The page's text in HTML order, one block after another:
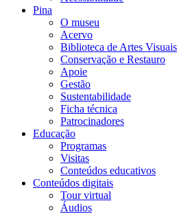
Pina
O museu
Acervo
Biblioteca de Artes Visuais
Conservação e Restauro
Apoie
Gestão
Sustentabilidade
Ficha técnica
Patrocinadores
Educação
Programas
Visitas
Conteúdos educativos​
Conteúdos digitais
Tour virtual
Áudios